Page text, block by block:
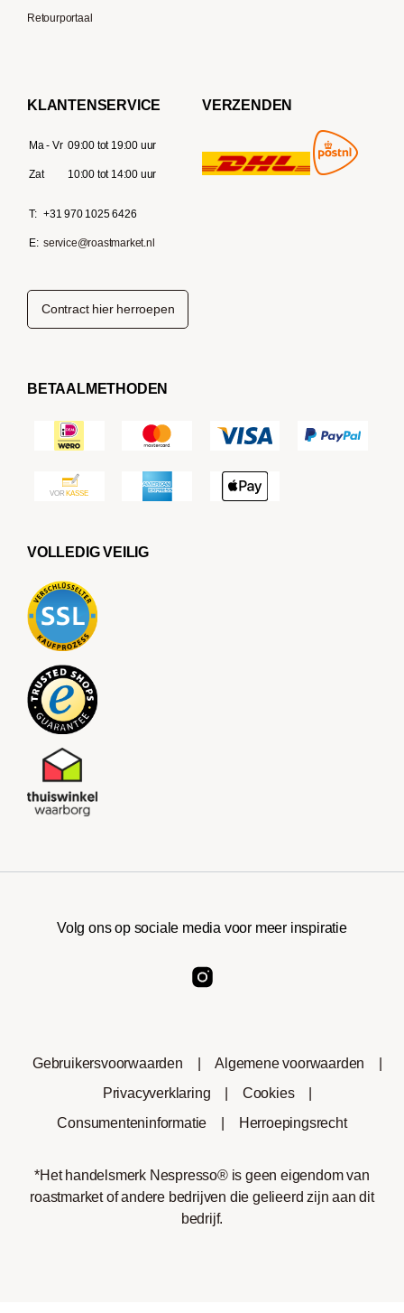
Retourportaal
KLANTENSERVICE
Ma - Vr 09:00 tot 19:00 uur
Zat 10:00 tot 14:00 uur
T: +31 970 1025 6426
E: service@roastmarket.nl
VERZENDEN
Contract hier herroepen
BETAALMETHODEN
VOLLEDIG VEILIG
Volg ons op sociale media voor meer inspiratie
Gebruikersvoorwaarden Algemene voorwaarden
Privacyverklaring
Cookies
Consumenteninformatie
Herroepingsrecht
*Het handelsmerk Nespresso® is geen eigendom van
roastmarket of andere bedrijven die gelieerd zijn aan dit
bedrijf.